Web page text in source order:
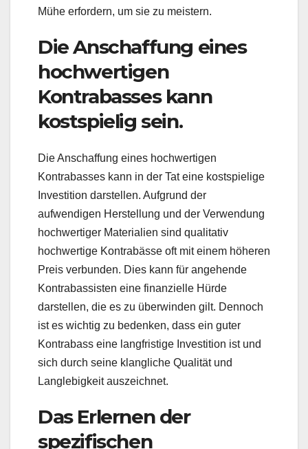
Mühe erfordern, um sie zu meistern.
Die Anschaffung eines
hochwertigen
Kontrabasses kann
kostspielig sein.
Die Anschaffung eines hochwertigen
Kontrabasses kann in der Tat eine kostspielige
Investition darstellen. Aufgrund der
aufwendigen Herstellung und der Verwendung
hochwertiger Materialien sind qualitativ
hochwertige Kontrabässe oft mit einem höheren
Preis verbunden. Dies kann für angehende
Kontrabassisten eine finanzielle Hürde
darstellen, die es zu überwinden gilt. Dennoch
ist es wichtig zu bedenken, dass ein guter
Kontrabass eine langfristige Investition ist und
sich durch seine klangliche Qualität und
Langlebigkeit auszeichnet.
Das Erlernen der
spezifischen